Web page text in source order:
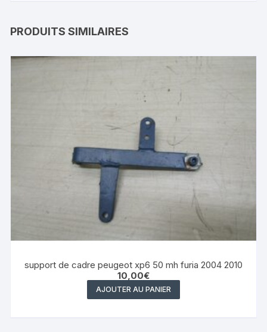
PRODUITS SIMILAIRES
support de cadre peugeot xp6 50 mh furia 2004 2010
10,00€
AJOUTER AU PANIER